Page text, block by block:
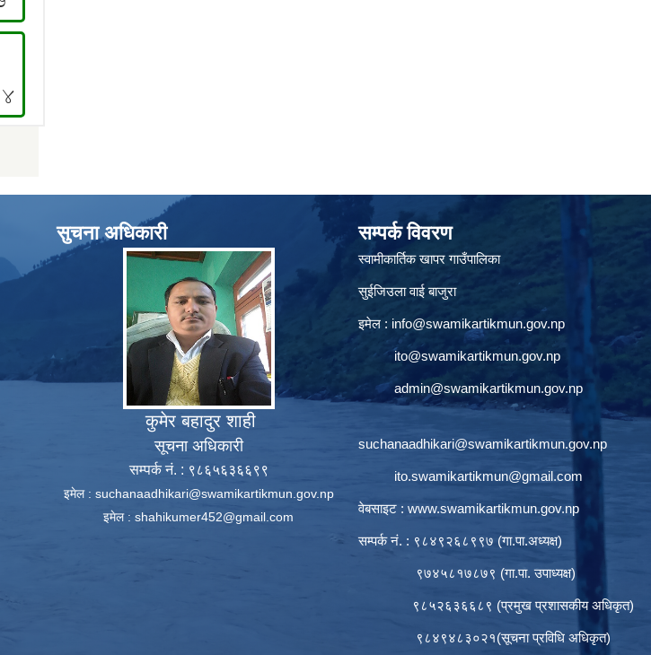
सुचना अधिकारी
कुमेर बहादुर शाही
सूचना अधिकारी
सम्पर्क नं. : ९८६५६३६६९९
इमेल : suchanaadhikari@swamikartikmun.gov.np
इमेल : shahikumer452@gmail.com
सम्पर्क विवरण
स्वामीकार्तिक खापर गाउँपालिका
सुईजिउला वाई बाजुरा
इमेल : info@swamikartikmun.gov.np
ito@swamikartikmun.gov.np
admin@swamikartikmun.gov.np
suchanaadhikari@swamikartikmun.gov.np
ito.swamikartikmun@gmail.com
वेबसाइट : www.swamikartikmun.gov.np
सम्पर्क नं. : ९८४९२६८९९७ (गा.पा.अध्यक्ष)
९७४५८१७८७९ (गा.पा. उपाध्यक्ष)
९८५२६३६६८९ (प्रमुख प्रशासकीय अधिकृत)
९८४९४८३०२१(सूचना प्रविधि अधिकृत)